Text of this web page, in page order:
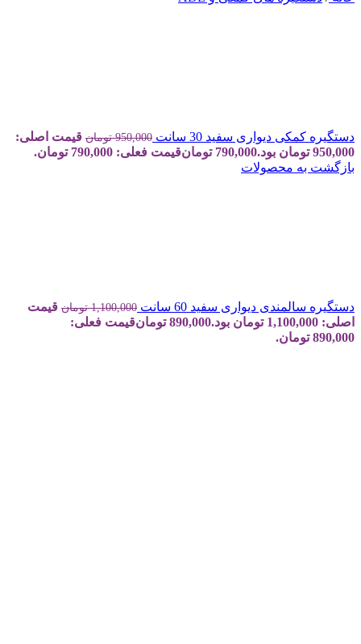
دستگیره کمکی دیواری سفید 30 سانت 950,000 تومان قیمت اصلی:
950,000 تومان بود.
790,000 تومانقیمت فعلی: 790,000 تومان.
بازگشت به محصولات
دستگیره سالمندی دیواری سفید 60 سانت 1,100,000 تومان قیمت
اصلی: 1,100,000 تومان بود.
890,000 تومانقیمت فعلی:
890,000 تومان.